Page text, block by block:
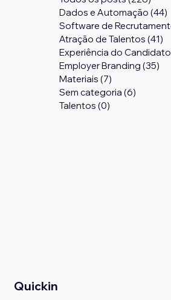
Dados e Automação (44)
Atração de Talentos (41)
Experiência do Candidato
Employer Branding (35)
Materiais (7)
Sem categoria (6)
Talentos (0)
Quickin